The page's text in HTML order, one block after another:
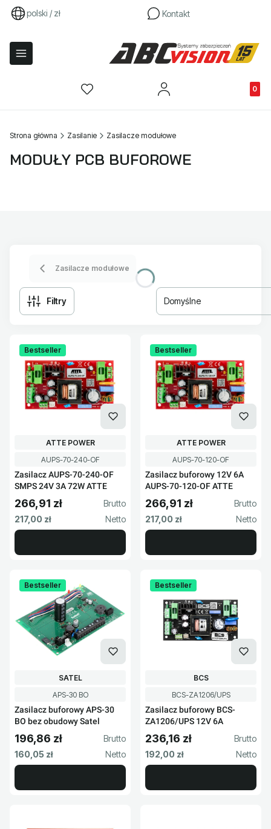
polski / zł Kontakt
Strona główna Zasilanie Zasilacze modułowe
MODUŁY PCB BUFOROWE
Zasilacze modułowe
Filtry Domyślne
Bestseller
Kod produktu
AUPS-70-240-OF
Zasilacz AUPS-70-240-OF
SMPS 24V 3A 72W ATTE
PRODUCENT
ATTE POWER
Cena brutto
266,91 zł
Cena netto
217,00 zł
Bestseller
Kod produktu
AUPS-70-120-OF
Zasilacz buforowy 12V 6A
AUPS-70-120-OF ATTE
PRODUCENT
ATTE POWER
Cena brutto
266,91 zł
Cena netto
217,00 zł
Bestseller
Kod produktu
APS-30 BO
Zasilacz buforowy APS-30
BO bez obudowy Satel
PRODUCENT
SATEL
Cena brutto
196,86 zł
Cena netto
160,05 zł
Bestseller
Kod produktu
BCS-ZA1206/UPS
Zasilacz buforowy BCS-
ZA1206/UPS 12V 6A
PRODUCENT
BCS
Cena brutto
236,16 zł
Cena netto
192,00 zł